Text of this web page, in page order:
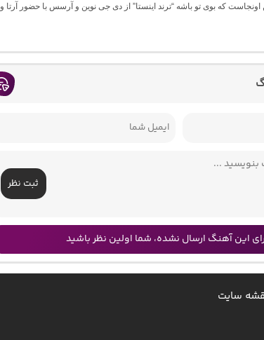
که بوی تو باشه “ترند اینستا” از دی جی نوین و آرسس با حضور آرتا و
ثبت نظر
این آهنگ ارسال نشده، شما اولین نظر باشید
سایت